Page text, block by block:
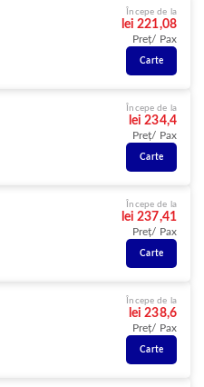
Începe de la
lei 221,08
Preț/ Pax
Carte
Începe de la
lei 234,4
Preț/ Pax
Carte
Începe de la
lei 237,41
Preț/ Pax
Carte
Începe de la
lei 238,6
Preț/ Pax
Carte